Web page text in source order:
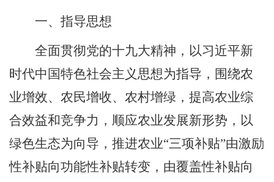
一、指导思想
全面贯彻党的十九大精神，以习近平新
时代中国特色社会主义思想为指导，围绕农
业增效、农民增收、农村增绿，提高农业综
合效益和竞争力，顺应农业发展新形势，以
绿色生态为向导，推进农业“三项补贴”由激励
性补贴向功能性补贴转变，由覆盖性补贴向